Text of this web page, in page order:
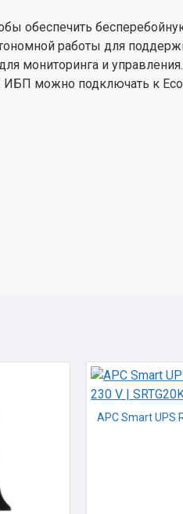
обеспечить
работы для
мониторинга и
ИБП можно подключать к